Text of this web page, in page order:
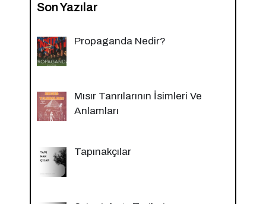
Son Yazılar
Propaganda Nedir?
Mısır Tanrılarının İsimleri Ve
Anlamları
Tapınakçılar